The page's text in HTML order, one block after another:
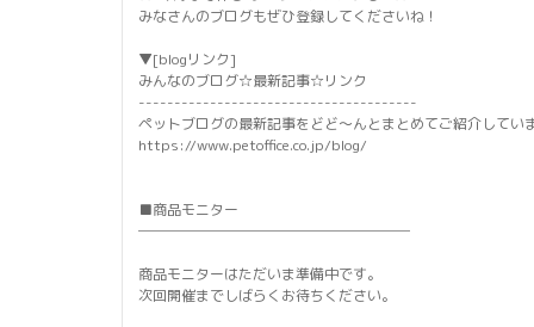
みなさんのブログもぜひ登録してくださいね！
▼[blogリンク]
みんなのブログ☆最新記事☆リンク
---------------------------------------
ペットブログの最新記事をどど～んとまとめてご紹介してい
https://www.petoffice.co.jp/blog/
■商品モニター
───────────────────
商品モニターはただいま準備中です。
次回開催までしばらくお待ちください。